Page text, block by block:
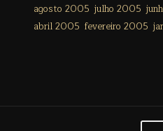
agosto 2005 julho 2005
abril 2005 fevereiro 2005